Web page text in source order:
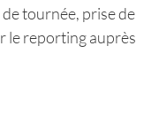
tournée, prise de
le reporting auprès